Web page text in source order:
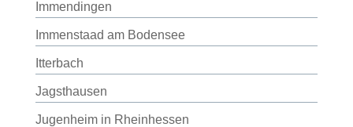
Immendingen
Immenstaad am Bodensee
Itterbach
Jagsthausen
Jugenheim in Rheinhessen